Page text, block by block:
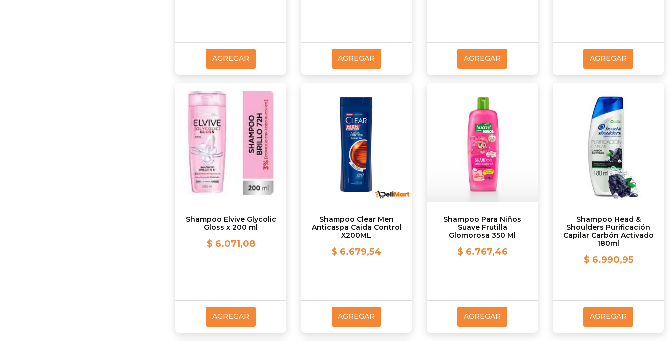
AGREGAR AGREGAR AGREGAR AGREGAR
Shampoo Elvive Glycolic
Gloss x 200 ml
$ 6.071,08
AGREGAR
Shampoo Clear Men
Anticaspa Caida Control
X200ML
$ 6.679,54
AGREGAR
Shampoo Para Niños
Suave Frutilla
Glomorosa 350 Ml
$ 6.767,46
AGREGAR
Shampoo Head &
Shoulders Purificación
Capilar Carbón Activado
180ml
$ 6.990,95
AGREGAR